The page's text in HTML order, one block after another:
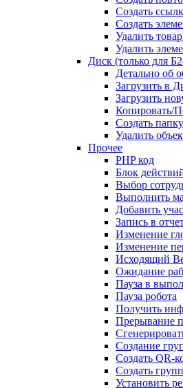
Создать
Создать
Удалить
Удалить
Диск (только для
Детально об
Загрузить в
Загрузить
Копировать/
Создать
Удалить
Прочее
PHP код
Блок
Выбор
Выполнить
Добавить
Запись в
Изменение
Изменение
Исходящий
Ожидание
Пауза в
Пауза робота
Получить
Прерывание
Создание
Создать QR-
Создать
Установить